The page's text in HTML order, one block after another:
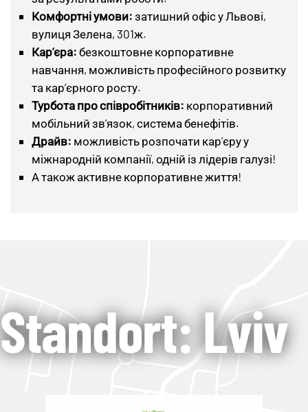
Комфортні умови: затишний офіс у Львові,
вулиця Зелена, 301ж.
Кар’єра: безкоштовне корпоративне
навчання, можливість професійного розвитку
та кар’єрного росту.
Турбота про співробітників: корпоративний
мобільний зв’язок, система бенефітів.
Драйв: можливість розпочати кар’єру у
міжнародній компанії, одній із лідерів галузі!
А також активне корпоративне життя!
Standort: Lviv